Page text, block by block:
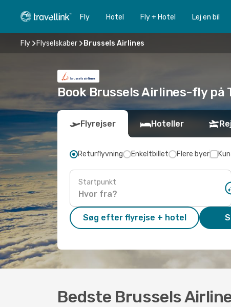
Fly Hotel Fly + Hotel Lej en bil
Fly Flyselskaber Brussels Airlines
Book Brussels Airlines-fly på
Flyrejser Hoteller
Returflyvning Enkeltbillet Flere byer
Startpunkt
Søg efter flyrejse + hotel
Bedste Brussels